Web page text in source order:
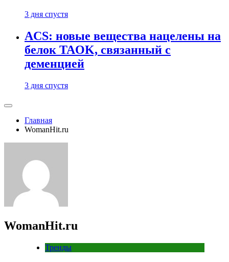
3 дня спустя
ACS: новые вещества нацелены на
белок TAOK, связанный с
деменцией
3 дня спустя
Главная
WomanHit.ru
WomanHit.ru
Тренды